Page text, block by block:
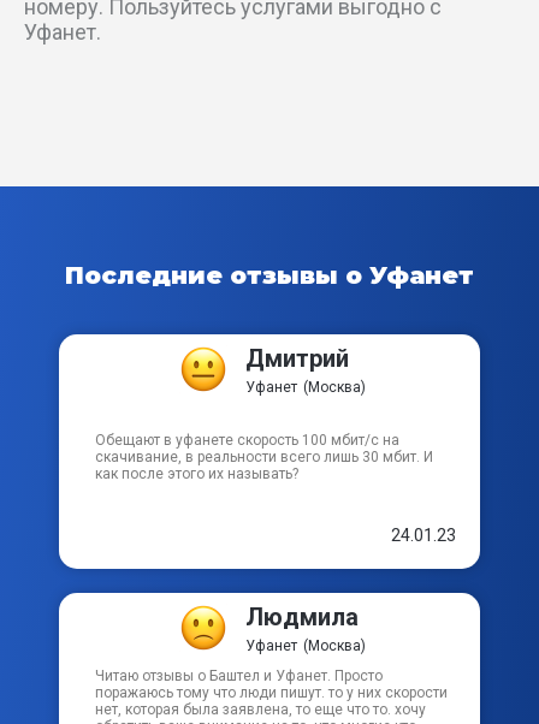
1-й Самотёчный пер
1-й Сельскохозяйственный проезд
1-й Силикатный пр-д
1-й Смоленский пер
1-й Спасоналивковский пер
номеру. Пользуйтесь услугами выгодно с
Уфанет.
Последние отзывы о Уфанет
Дмитрий
Уфанет (Москва)
Обещают в уфанете скорость 100 мбит/с на
скачивание, в реальности всего лишь 30 мбит. И
как после этого их называть?
24.01.23
Людмила
Уфанет (Москва)
Читаю отзывы о Баштел и Уфанет. Просто
поражаюсь тому что люди пишут. то у них скорости
нет, которая была заявлена, то еще что то. хочу